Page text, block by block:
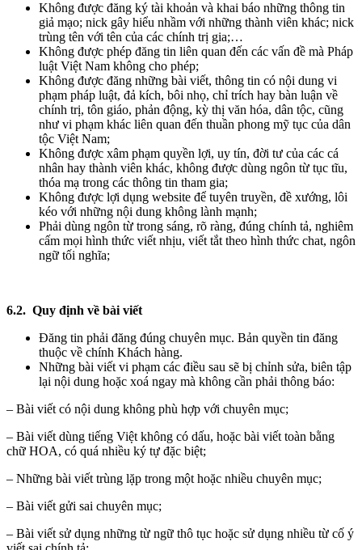
Không được đăng ký tài khoản và khai báo những thông tin
giả mạo; nick gây hiểu nhầm với những thành viên khác; nick
trùng tên với tên của các chính trị gia;…
Không được phép đăng tin liên quan đến các vấn đề mà Pháp
luật Việt Nam không cho phép;
Không được đăng những bài viết, thông tin có nội dung vi
phạm pháp luật, đả kích, bôi nhọ, chỉ trích hay bàn luận về
chính trị, tôn giáo, phản động, kỳ thị văn hóa, dân tộc, cũng
như vi phạm khác liên quan đến thuần phong mỹ tục của dân
tộc Việt Nam;
Không được xâm phạm quyền lợi, uy tín, đời tư của các cá
nhân hay thành viên khác, không được dùng ngôn từ tục tĩu,
thóa mạ trong các thông tin tham gia;
Không được lợi dụng website để tuyên truyền, đề xướng, lôi
kéo với những nội dung không lành mạnh;
Phải dùng ngôn từ trong sáng, rõ ràng, đúng chính tả, nghiêm
cấm mọi hình thức viết nhịu, viết tắt theo hình thức chat, ngôn
ngữ tối nghĩa;
6.2. Quy định về bài viết
Đăng tin phải đăng đúng chuyên mục. Bản quyền tin đăng
thuộc về chính Khách hàng.
Những bài viết vi phạm các điều sau sẽ bị chỉnh sửa, biên tập
lại nội dung hoặc xoá ngay mà không cần phải thông báo:
– Bài viết có nội dung không phù hợp với chuyên mục;
– Bài viết dùng tiếng Việt không có dấu, hoặc bài viết toàn bằng
chữ HOA, có quá nhiều ký tự đặc biệt;
– Những bài viết trùng lặp trong một hoặc nhiều chuyên mục;
– Bài viết gửi sai chuyên mục;
– Bài viết sử dụng những từ ngữ thô tục hoặc sử dụng nhiều từ cố ý